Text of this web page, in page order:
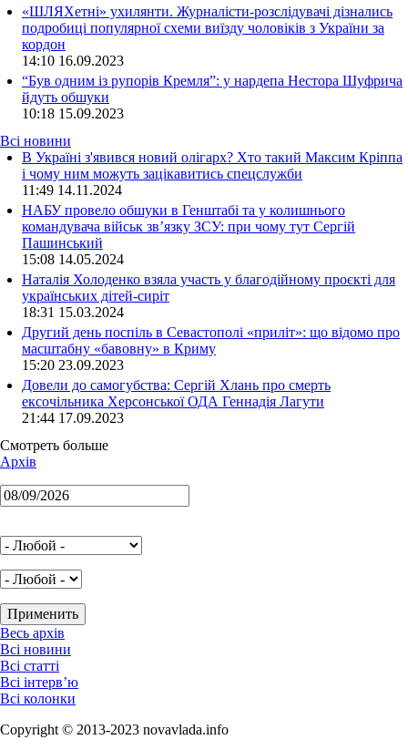
«ШЛЯХетні» ухилянти. Журналісти-розслідувачі дізнались
подробиці популярної схеми виїзду чоловіків з України за
кордон
14:10 16.09.2023
“Був одним із рупорів Кремля”: у нардепа Нестора Шуфрича
йдуть обшуки
10:18 15.09.2023
Всі новини
В Україні з'явився новий олігарх? Хто такий Максим Кріппа
і чому ним можуть зацікавитись спецслужби
11:49 14.11.2024
НАБУ провело обшуки в Генштабі та у колишнього
командувача військ зв’язку ЗСУ: при чому тут Сергій
Пашинський
15:08 14.05.2024
Наталія Холоденко взяла участь у благодійному проєкті для
українських дітей-сиріт
18:31 15.03.2024
Другий день поспіль в Севастополі «приліт»: що відомо про
масштабну «бавовну» в Криму
15:20 23.09.2023
Довели до самогубства: Сергій Хлань про смерть
ексочільника Херсонської ОДА Геннадія Лагути
21:44 17.09.2023
Смотреть больше
Архів
Весь архів
Всі новини
Всі статті
Всі інтерв’ю
Всі колонки
Copyright © 2013-2023 novavlada.info